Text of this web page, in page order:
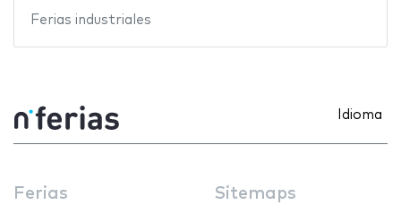
Ferias industriales
Idioma
Ferias Sitemaps